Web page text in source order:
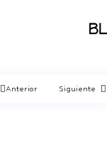
Anterior Siguiente